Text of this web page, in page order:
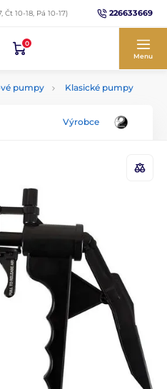
Čt 10-18, Pá 10-17) 226633669
0
Menu
pumpy Klasické pumpy
Výrobce